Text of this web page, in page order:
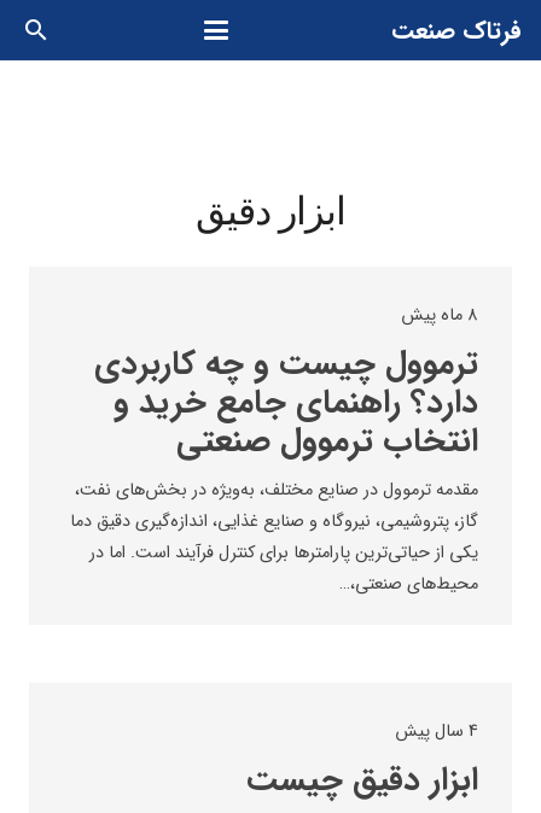
فرتاک صنعت search
ابزار دقیق
8 ماه پیش
ترموول چیست و چه کاربردی
دارد؟ راهنمای جامع خرید و
انتخاب ترموول صنعتی
مقدمه ترموول در صنایع مختلف، به‌ویژه در بخش‌های نفت،
گاز، پتروشیمی، نیروگاه و صنایع غذایی، اندازه‌گیری دقیق دما
یکی از حیاتی‌ترین پارامترها برای کنترل فرآیند است. اما در
محیط‌های صنعتی،…
4 سال پیش
ابزار دقیق چیست